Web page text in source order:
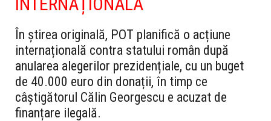
În știrea originală, POT planifică o acțiune
internațională contra statului român după
anularea alegerilor prezidențiale, cu un buget
de 40.000 euro din donații, în timp ce
câștigătorul Călin Georgescu e acuzat de
finanțare ilegală.